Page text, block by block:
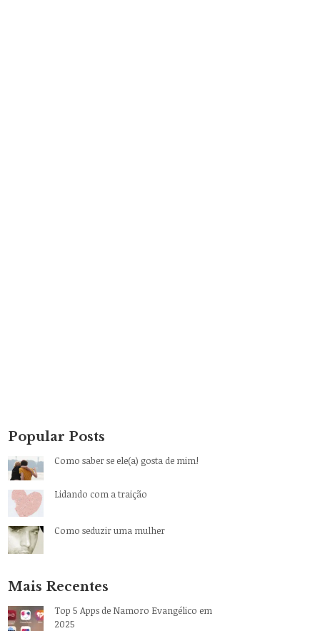
Popular Posts
Como saber se ele(a) gosta de mim!
Lidando com a traição
Como seduzir uma mulher
Mais Recentes
Top 5 Apps de Namoro Evangélico em
2025